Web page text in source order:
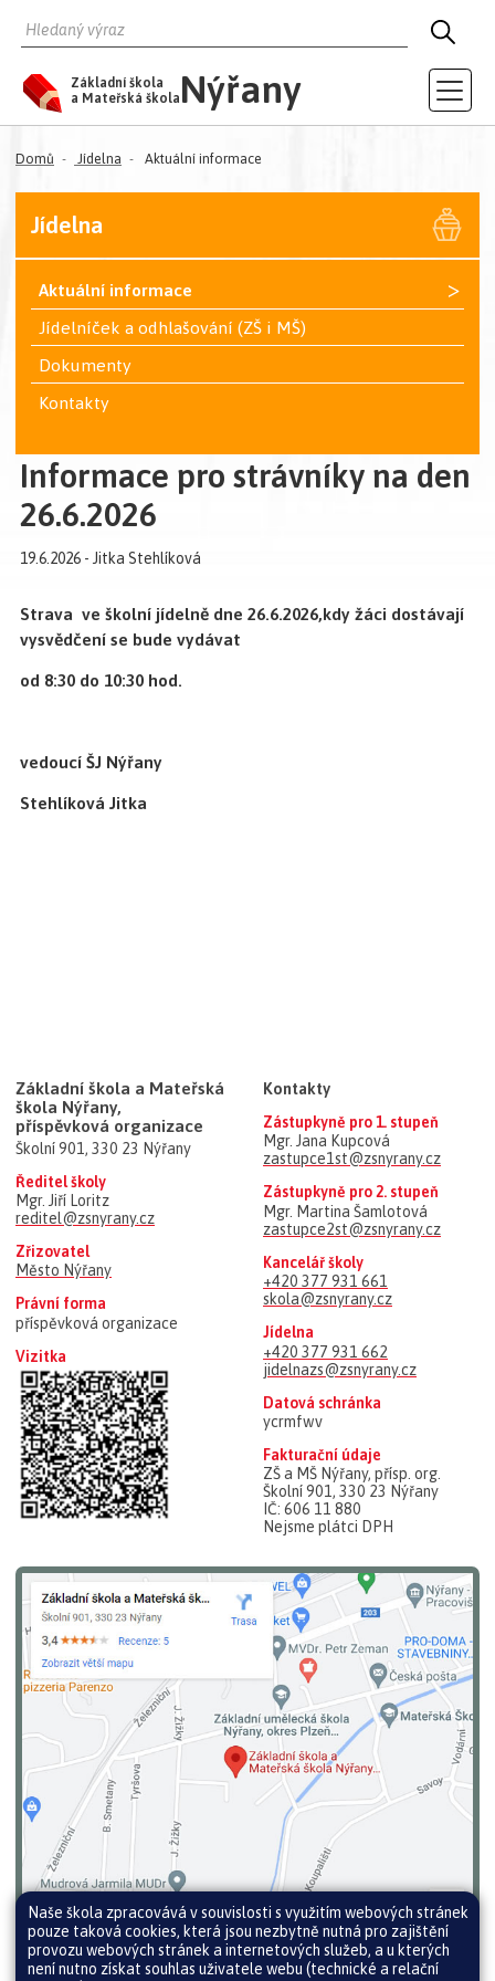
HLEDAT
Základní škola
a Mateřská škola Nýřany
Domů Jídelna Aktuální informace
Jídelna
Aktuální informace >
Jídelníček a odhlašování (ZŠ i MŠ)
Dokumenty
Kontakty
Informace pro strávníky na den
26.6.2026
19.6.2026 - Jitka Stehlíková
Strava ve školní jídelně dne 26.6.2026,kdy žáci dostávají
vysvědčení se bude vydávat
od 8:30 do 10:30 hod.
vedoucí ŠJ Nýřany
Stehlíková Jitka
Základní škola a Mateřská
škola Nýřany,
příspěvková organizace
Školní 901, 330 23 Nýřany
Ředitel školy
Mgr. Jiří Loritz
reditel@zsnyrany.cz
Zřizovatel
Město Nýřany
Právní forma
příspěvková organizace
Vizitka
Kontakty
Zástupkyně pro 1. stupeň
Mgr. Jana Kupcová
zastupce1st@zsnyrany.cz
Zástupkyně pro 2. stupeň
Mgr. Martina Šamlotová
zastupce2st@zsnyrany.cz
Kancelář školy
+420 377 931 661
skola@zsnyrany.cz
Jídelna
+420 377 931 662
jidelnazs@zsnyrany.cz
Datová schránka
ycrmfwv
Fakturační údaje
ZŠ a MŠ Nýřany, přísp. org.
Školní 901, 330 23 Nýřany
IČ: 606 11 880
Nejsme plátci DPH
Naše škola zpracovává v souvislosti s využitím webových stránek
pouze taková cookies, která jsou nezbytně nutná pro zajištění
provozu webových stránek a internetových služeb, a u kterých
není nutno získat souhlas uživatele webu (technické a relační